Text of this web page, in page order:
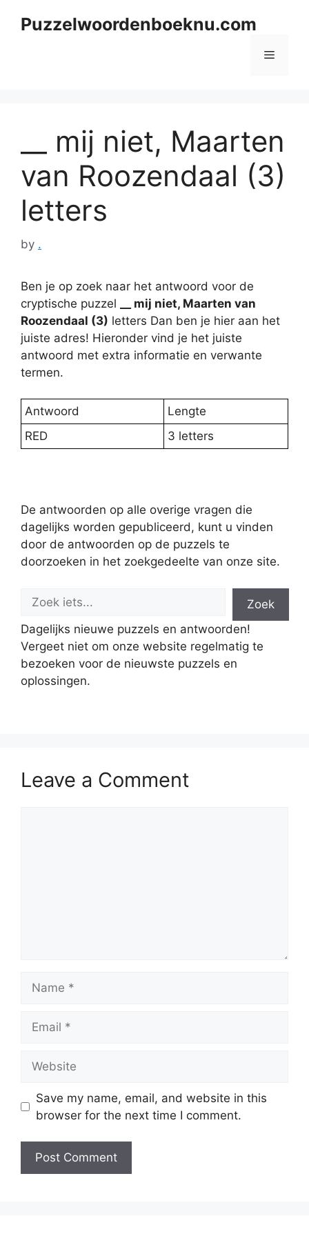
Puzzelwoordenboeknu.com
Menu
__ mij niet, Maarten
van Roozendaal (3)
letters
by .
Ben je op zoek naar het antwoord voor de
cryptische puzzel
__ mij niet, Maarten van
Roozendaal (3) letters Dan ben je hier aan het
juiste adres! Hieronder vind je het juiste
antwoord met extra informatie en verwante
termen.
Antwoord
Lengte
RED
3 letters
De antwoorden op alle overige vragen die
dagelijks worden gepubliceerd, kunt u vinden
door de antwoorden op de puzzels te
doorzoeken in het zoekgedeelte van onze site.
Zoek
Dagelijks nieuwe puzzels en antwoorden!
Vergeet niet om onze website regelmatig te
bezoeken voor de nieuwste puzzels en
oplossingen.
Leave a Comment
Save my name, email, and website in this
browser for the next time I comment.